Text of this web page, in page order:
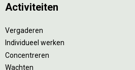
Activiteiten
Vergaderen
Individueel werken
Concentreren
Wachten